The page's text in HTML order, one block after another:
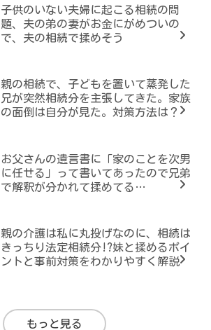
子供のいない夫婦に起こる相続の問
題、夫の弟の妻がお金にがめついの
で、夫の相続で揉めそう
親の相続で、子どもを置いて蒸発した
兄が突然相続分を主張してきた。家族
の面倒は自分が見た。対策方法は？
お父さんの遺言書に「家のことを次男
に任せる」って書いてあったので兄弟
で解釈が分かれて揉めてる…
親の介護は私に丸投げなのに、相続は
きっちり法定相続分!?妹と揉めるポイ
ントと事前対策をわかりやすく解説
もっと見る